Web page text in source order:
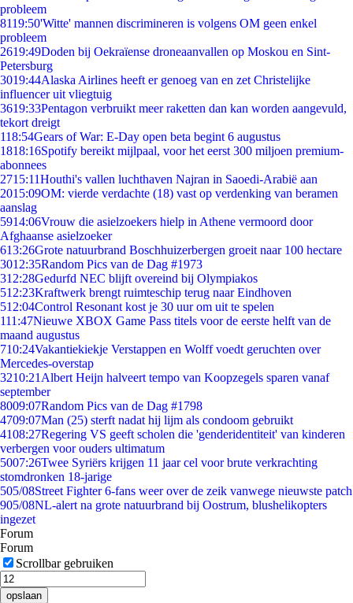
probleem
8119:50'Witte' mannen discrimineren is volgens OM geen enkel
probleem
2619:49Doden bij Oekraïense droneaanvallen op Moskou en Sint-
Petersburg
3019:44Alaska Airlines heeft er genoeg van en zet Christelijke
influencer uit vliegtuig
3619:33Pentagon verbruikt meer raketten dan kan worden aangevuld,
tekort dreigt
118:54Gears of War: E-Day open beta begint 6 augustus
1818:16Spotify bereikt mijlpaal, voor het eerst 300 miljoen premium-
abonnees
2715:11Houthi's vallen luchthaven Najran in Saoedi-Arabië aan
2015:09OM: vierde verdachte (18) vast op verdenking van beramen
aanslag
5914:06Vrouw die asielzoekers hielp in Athene vermoord door
Afghaanse asielzoeker
613:26Grote natuurbrand Boschhuizerbergen groeit naar 100 hectare
3012:35Random Pics van de Dag #1973
312:28Gedurfd NEC blijft overeind bij Olympiakos
512:23Kraftwerk brengt ruimteschip terug naar Eindhoven
512:04Control Resonant kost je 30 uur om uit te spelen
111:47Nieuwe XBOX Game Pass titels voor de eerste helft van de
maand augustus
710:24Vakantiekiekje Verstappen en Wolff voedt geruchten over
Mercedes-overstap
3210:21 Albert Heijn halveert tempo van Koopzegels sparen vanaf
september
8009:07Random Pics van de Dag #1798
4709:07Man (25) sterft nadat hij lijm als condoom gebruikt
4108:27Regering VS geeft scholen die 'genderidentiteit' van kinderen
verbergen voor ouders ultimatum
5007:26Twee Syriërs krijgen 11 jaar cel voor brute verkrachting
stomdronken 18-jarige
505/08Street Fighter 6-fans weer over de zeik vanwege nieuwste patch
905/08NL-alert na grote natuurbrand bij Oostrum, blushelikopters
ingezet
Forum
Forum
Scrollbar gebruiken
opslaan